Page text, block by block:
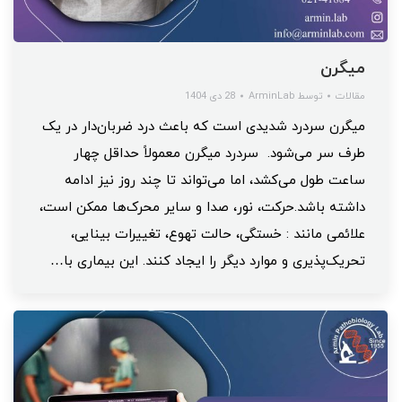
میگرن
مقالات توسط ArminLab 28 دی 1404
میگرن سردرد شدیدی است که باعث درد ضربان‌دار در یک
طرف سر می‌شود. سردرد میگرن معمولاً حداقل چهار
ساعت طول می‌کشد، اما می‌تواند تا چند روز نیز ادامه
داشته باشد.حرکت، نور، صدا و سایر محرک‌ها ممکن است،
علائمی مانند : خستگی، حالت تهوع، تغییرات بینایی،
تحریک‌پذیری و موارد دیگر را ایجاد کنند. این بیماری با…